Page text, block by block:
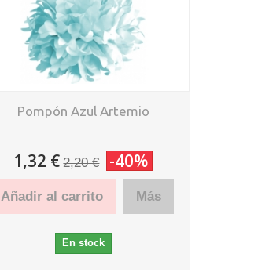
Pompón Azul Artemio
1,32 € 2,20 € -40%
Añadir al carrito Más
En stock